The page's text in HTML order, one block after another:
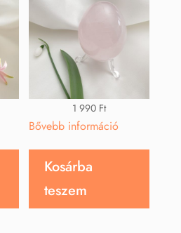
1 990 Ft
Bővebb információ
Kosárba
teszem